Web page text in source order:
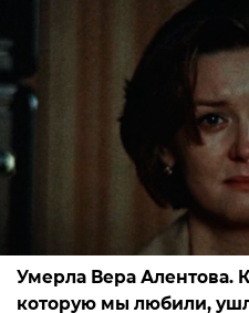
Умерла Вера Алентова.
которую мы любили,